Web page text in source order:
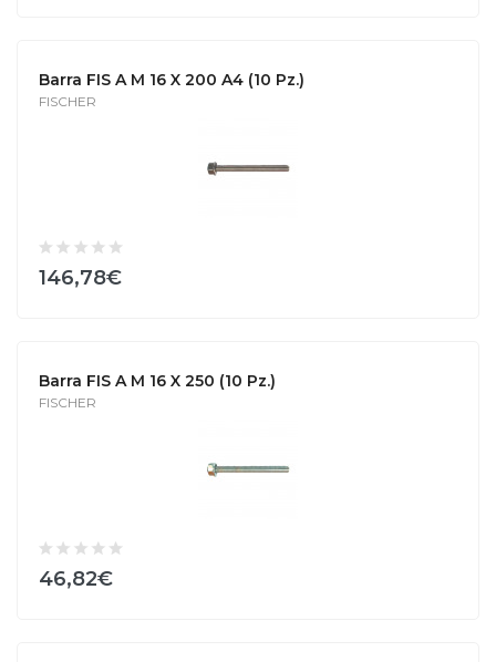
Barra FIS A M 16 X 200 A4 (10 Pz.)
FISCHER
146,78€
Barra FIS A M 16 X 250 (10 Pz.)
FISCHER
46,82€